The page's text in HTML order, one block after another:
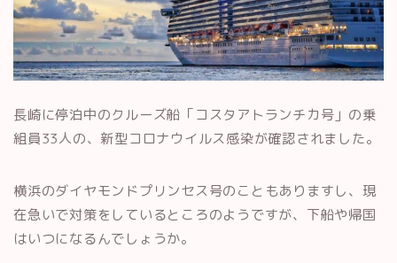
長崎に停泊中のクルーズ船「コスタアトランチカ号」の乗
組員33人の、新型コロナウイルス感染が確認されました。
横浜のダイヤモンドプリンセス号のこともありますし、現
在急いで対策をしているところのようですが、下船や帰国
はいつになるんでしょうか。